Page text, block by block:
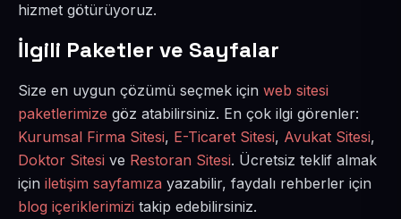
hizmet götürüyoruz.
İlgili Paketler ve Sayfalar
Size en uygun çözümü seçmek için web sitesi
paketlerimize göz atabilirsiniz. En çok ilgi görenler:
Kurumsal Firma Sitesi, E-Ticaret Sitesi, Avukat Sitesi,
Doktor Sitesi ve Restoran Sitesi. Ücretsiz teklif almak
için iletişim sayfamıza yazabilir, faydalı rehberler için
blog içeriklerimizi takip edebilirsiniz.